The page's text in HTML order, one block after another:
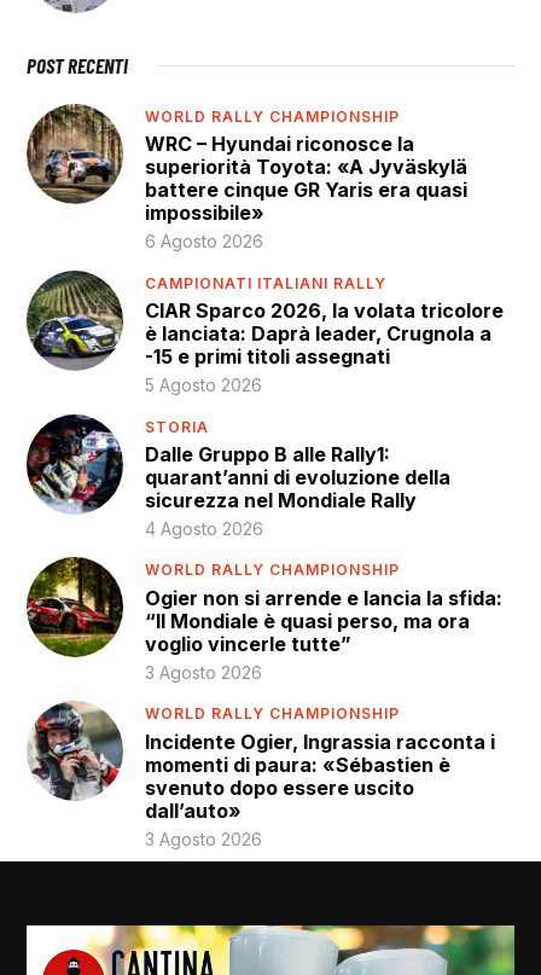
POST RECENTI
WORLD RALLY CHAMPIONSHIP
WRC – Hyundai riconosce la
superiorità Toyota: «A Jyväskylä
battere cinque GR Yaris era quasi
impossibile»
6 Agosto 2026
CAMPIONATI ITALIANI RALLY
CIAR Sparco 2026, la volata tricolore
è lanciata: Daprà leader, Crugnola a
-15 e primi titoli assegnati
5 Agosto 2026
STORIA
Dalle Gruppo B alle Rally1:
quarant’anni di evoluzione della
sicurezza nel Mondiale Rally
4 Agosto 2026
WORLD RALLY CHAMPIONSHIP
Ogier non si arrende e lancia la sfida:
“Il Mondiale è quasi perso, ma ora
voglio vincerle tutte”
3 Agosto 2026
WORLD RALLY CHAMPIONSHIP
Incidente Ogier, Ingrassia racconta i
momenti di paura: «Sébastien è
svenuto dopo essere uscito
dall’auto»
3 Agosto 2026